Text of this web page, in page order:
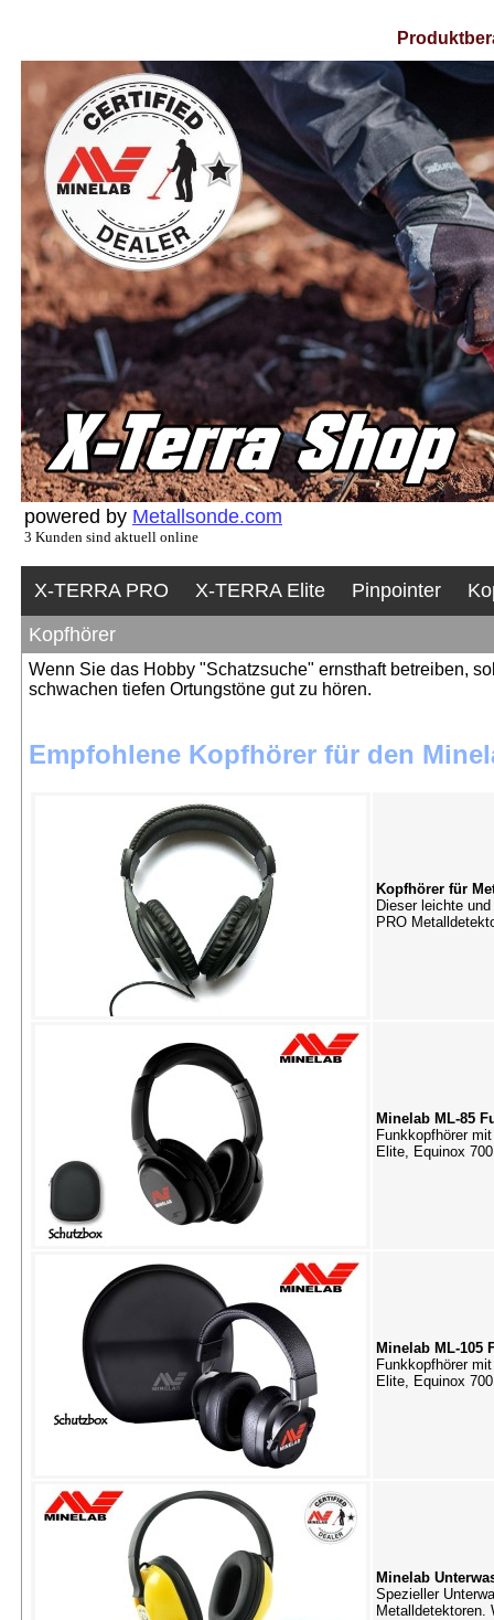
powered by Metallsonde.com
3 Kunden sind aktuell online
X-TERRA PRO X-TERRA Elite Pinpointer
Kopfhörer
Wenn Sie das Hobby "Schatzsuche" ernsthaft betreiben,
schwachen tiefen Ortungstöne gut zu hören.
Empfohlene Kopfhörer für den
Kopfhörer für
Dieser leichte
PRO
Minelab ML-85
Funkkopfhörer
Elite, Equinox
Minelab ML-105
Funkkopfhörer
Elite, Equinox
Minelab
Spezieller
Metalldetektoren.